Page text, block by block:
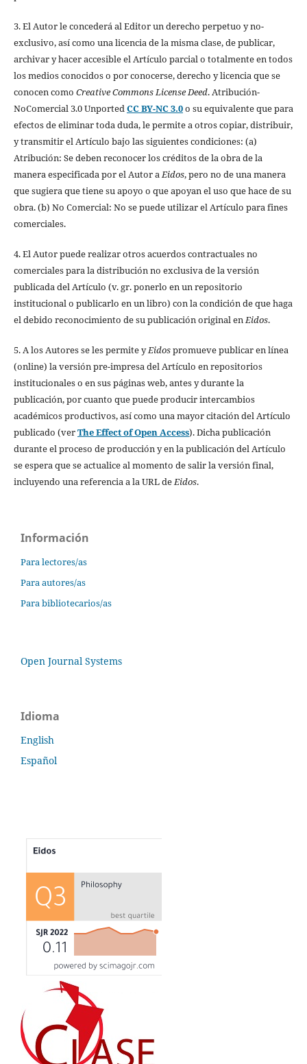
3. El Autor le concederá al Editor un derecho perpetuo y no-
exclusivo, así como una licencia de la misma clase, de publicar,
archivar y hacer accesible el Artículo parcial o totalmente en todos
los medios conocidos o por conocerse, derecho y licencia que se
conocen como Creative Commons License Deed. Atribución-
NoComercial 3.0 UnportedCC BY-NC 3.0o su equivalente que para
efectos de eliminar toda duda, le permite a otros copiar, distribuir,
y transmitir el Artículo bajo las siguientes condiciones: (a)
Atribución: Se deben reconocer los créditos de la obra de la
manera especificada por el Autor aEidos, pero no de una manera
que sugiera que tiene su apoyo o que apoyan el uso que hace de su
obra. (b) No Comercial: No se puede utilizar el Artículo para fines
comerciales.
4. El Autor puede realizar otros acuerdos contractuales no
comerciales para la distribución no exclusiva de la versión
publicada del Artículo (v. gr. ponerlo en un repositorio
institucional o publicarlo en un libro) con la condición de que haga
el debido reconocimiento de su publicación original enEidos.
5. A los Autores se les permite yEidospromueve publicar en línea
(online) la versión pre-impresa del Artículo en repositorios
institucionales o en sus páginas web, antes y durante la
publicación, por cuanto que puede producir intercambios
académicos productivos, así como una mayor citación del Artículo
publicado (verThe Effect of Open Access). Dicha publicación
durante el proceso de producción y en la publicación del Artículo
se espera que se actualice al momento de salir la versión final,
incluyendo una referencia a la URL deEidos.
Información
Para lectores/as
Para autores/as
Para bibliotecarios/as
Open Journal Systems
Idioma
English
Español